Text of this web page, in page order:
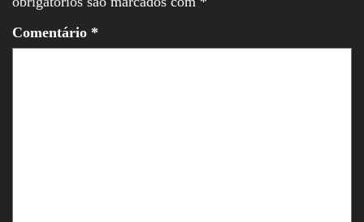
Comentário *